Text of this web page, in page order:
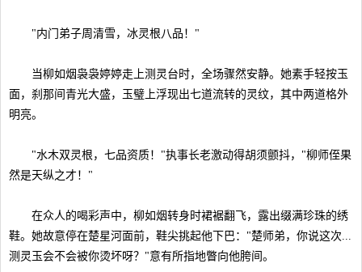
"内门弟子周清雪，冰灵根八品！"
当柳如烟袅袅婷婷走上测灵台时，全场骤然安静。她素手轻按玉
面，刹那间青光大盛，玉璧上浮现出七道流转的灵纹，其中两道格外
明亮。
"水木双灵根，七品资质！"执事长老激动得胡须颤抖，"柳师侄果
然是天纵之才！"
在众人的喝彩声中，柳如烟转身时裙裾翻飞，露出缀满珍珠的绣
鞋。她故意停在楚星河面前，鞋尖挑起他下巴："楚师弟，你说这次...
测灵玉会不会被你烫坏呀？"意有所指地瞥向他胯间。